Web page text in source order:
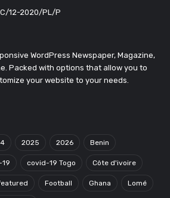
12-2020/PL/P
WordPress Newspaper, Magazine,
Packed with options that allow you to
your website to your needs.
2025 2026 Benin
covid-19 Togo Côte d'ivoire
Football Ghana Lomé